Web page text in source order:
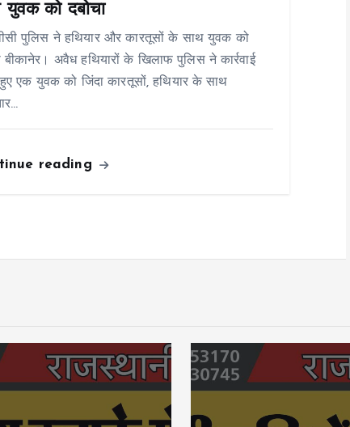
युवक को दबोचा
पुलिस ने हथियार और कारतूसों के साथ युवक को
बीकानेर। अवैध हथियारों के खिलाफ पुलिस ने कार्रवाई
एक युवक को जिंदा कारतूसों, हथियार के साथ
reading